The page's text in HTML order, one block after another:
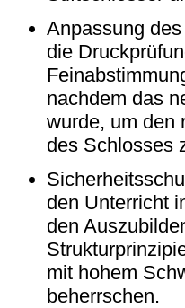
Anpassung
die
nachdem das
wurde, um den
des Schlosses
den Unterricht
den
mit hohem
beherrschen.